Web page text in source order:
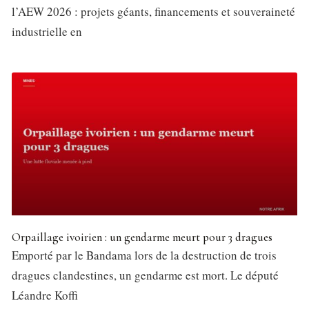
l’AEW 2026 : projets géants, financements et souveraineté
industrielle en
Orpaillage ivoirien : un gendarme meurt pour 3 dragues
Emporté par le Bandama lors de la destruction de trois
dragues clandestines, un gendarme est mort. Le député
Léandre Koffi